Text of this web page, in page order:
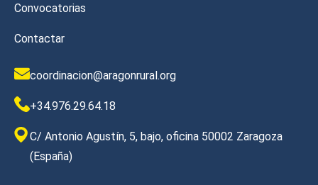
Convocatorias
Contactar
coordinacion@aragonrural.org
+34.976.29.64.18
C/ Antonio Agustín, 5, bajo, oficina 50002 Zaragoza
(España)